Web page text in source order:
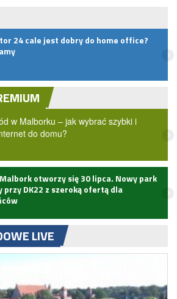
24 cale jest dobry do home office?
w Malborku – jak wybrać szybki i
do domu?
Malbork otworzy się 30 lipca. Nowy park
przy DK22 z szeroką ofertą dla
LIVE